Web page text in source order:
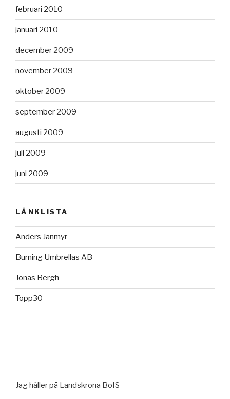
februari 2010
januari 2010
december 2009
november 2009
oktober 2009
september 2009
augusti 2009
juli 2009
juni 2009
LÄNKLISTA
Anders Janmyr
Burning Umbrellas AB
Jonas Bergh
Topp30
Jag håller på Landskrona BoIS